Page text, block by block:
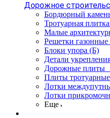
Дорожное
Бордюрный
Тротуарная
Малые
Решетки
Блоки упора (Б)
Детали
Дорожные плиты
Плиты тротуарные
Лотки
Лотки
Еще